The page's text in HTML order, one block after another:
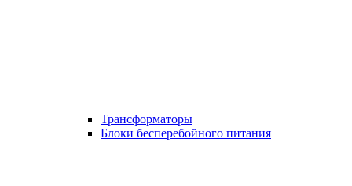
Трансформаторы
Блоки бесперебойного питания